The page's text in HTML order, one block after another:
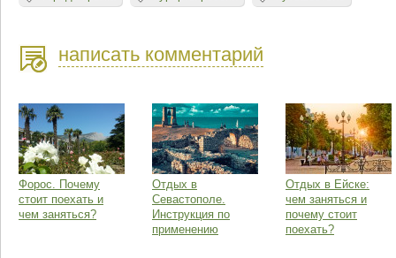
написать комментарий
Форос. Почему
стоит поехать и
чем заняться?
Отдых в
Севастополе.
Инструкция по
применению
Отдых в Ейске:
чем заняться и
почему стоит
поехать?